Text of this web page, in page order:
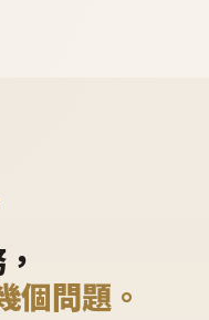
個問題。